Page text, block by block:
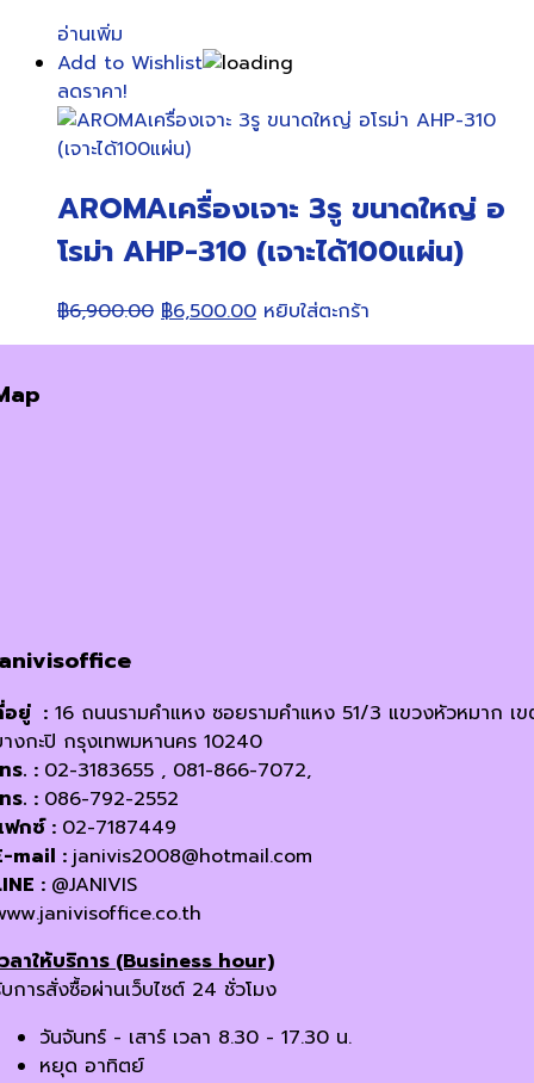
อ่านเพิ่ม
Add to Wishlist
ลดราคา!
AROMAเครื่องเจาะ 3รู ขนาดใหญ่ อ
โรม่า AHP-310 (เจาะได้100แผ่น)
฿6,900.00 Original
price
฿6,500.00Current
price
หยิบใส่ตะกร้า
อยู่ : 16 ถนนรามคำแหง ซอยรามคำแหง 51/3 แขวงหัวหมาก เ
งกะปิ กรุงเทพมหานคร 10240
ร. : 02-3183655 , 081-866-7072,
ร. : 086-792-2552
กซ์ : 02-7187449
mail : janivis2008@hotmail.com
: @JANIVIS
ลาให้บริการ (Business hour)
การสั่งซื้อผ่านเว็บไซต์ 24 ชั่วโมง
วันจันทร์ - เสาร์ เวลา 8.30 - 17.30 น.
หยุด อาทิตย์